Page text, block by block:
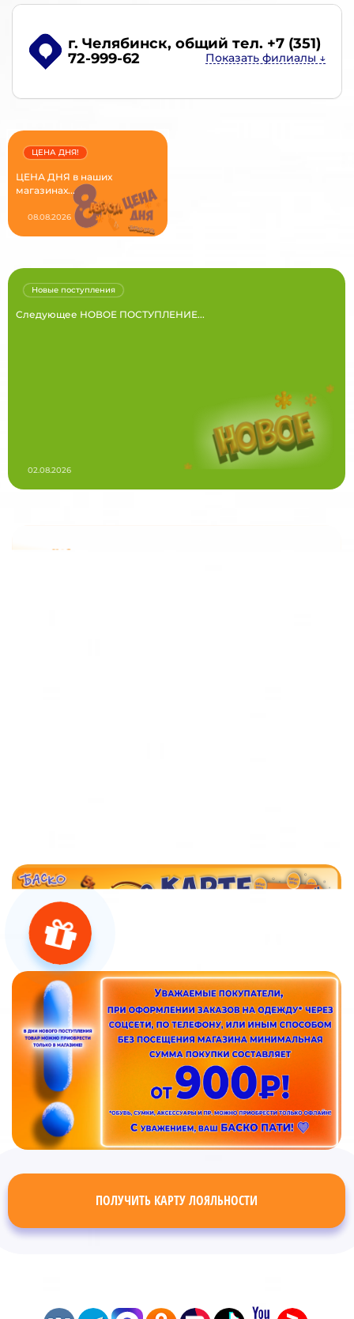
г. Челябинск, общий тел. +7 (351)
72-999-62
ЦЕНА ДНЯ в наших
магазинах...
ЦЕНА ДНЯ!
08.08.2026
Следующее НОВОЕ ПОСТУПЛЕНИЕ...
Новые поступления
02.08.2026
ПОЛУЧИТЬ КАРТУ ЛОЯЛЬНОСТИ